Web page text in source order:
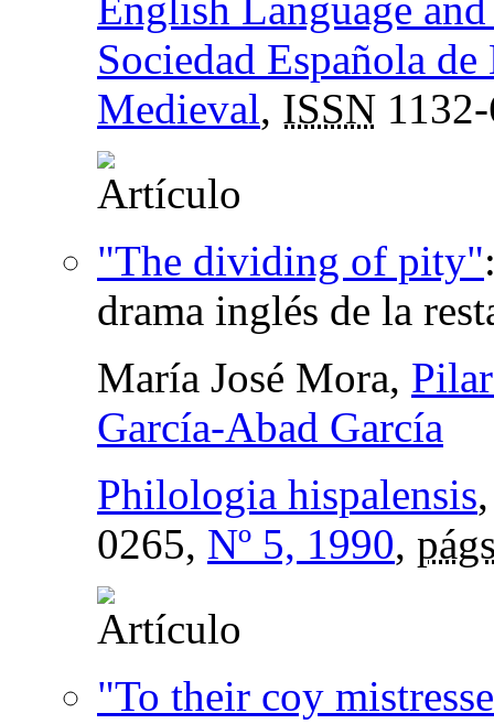
Sociedad Española
Medieval, ISSN
"The dividing of pity"
drama inglés de la
María José Mora,
García-Abad García
Philologia hispalensis
0265, Nº 5, 1990,
"To their coy